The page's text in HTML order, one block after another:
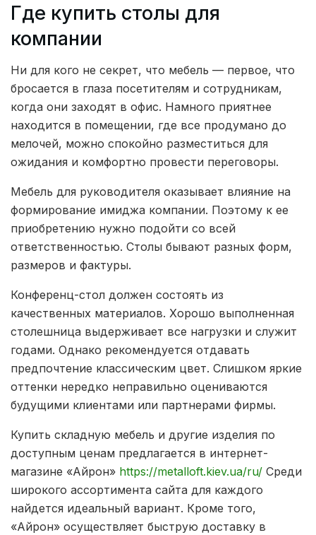
Где купить столы для
компании
Ни для кого не секрет, что мебель — первое, что
бросается в глаза посетителям и сотрудникам,
когда они заходят в офис. Намного приятнее
находится в помещении, где все продумано до
мелочей, можно спокойно разместиться для
ожидания и комфортно провести переговоры.
Мебель для руководителя оказывает влияние на
формирование имиджа компании. Поэтому к ее
приобретению нужно подойти со всей
ответственностью. Столы бывают разных форм,
размеров и фактуры.
Конференц-стол должен состоять из
качественных материалов. Хорошо выполненная
столешница выдерживает все нагрузки и служит
годами. Однако рекомендуется отдавать
предпочтение классическим цвет. Слишком яркие
оттенки нередко неправильно оцениваются
будущими клиентами или партнерами фирмы.
Купить складную мебель и другие изделия по
доступным ценам предлагается в интернет-
магазине «Айрон» https://metalloft.kiev.ua/ru/ Среди
широкого ассортимента сайта для каждого
найдется идеальный вариант. Кроме того,
«Айрон» осуществляет быструю доставку в